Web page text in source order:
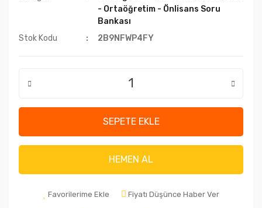
- Ortaöğretim - Önlisans Soru
Bankası
Stok Kodu
2B9NFWP4FY
SEPETE EKLE
HEMEN AL
Favorilerime Ekle Fiyatı Düşünce Haber Ver